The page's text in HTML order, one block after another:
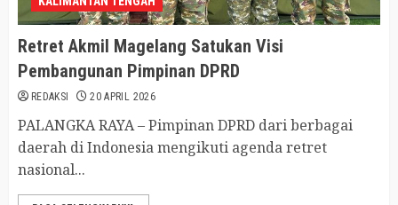
Retret Akmil Magelang Satukan Visi
Pembangunan Pimpinan DPRD
REDAKSI 20 APRIL 2026
PALANGKA RAYA – Pimpinan DPRD dari berbagai
daerah di Indonesia mengikuti agenda retret
nasional...